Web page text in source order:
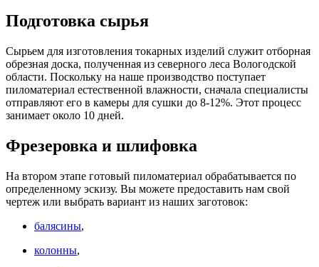
Подготовка сырья
Сырьем для изготовления токарных изделий служит отборная
обрезная доска, полученная из северного леса Вологодской
области. Поскольку на наше производство поступает
пиломатериал естественной влажности, сначала специалисты
отправляют его в камеры для сушки до 8-12%. Этот процесс
занимает около 10 дней.
Фрезеровка и шлифовка
На втором этапе готовый пиломатериал обрабатывается по
определенному эскизу. Вы можете предоставить нам свой
чертеж или выбрать вариант из наших заготовок:
балясины,
колонны,